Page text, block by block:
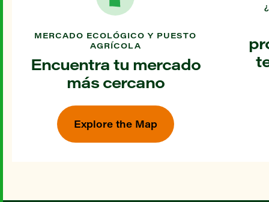
MERCADO ECOLÓGICO Y PUESTO
AGRÍCOLA
Encuentra tu mercado
más cercano
Explore the Map